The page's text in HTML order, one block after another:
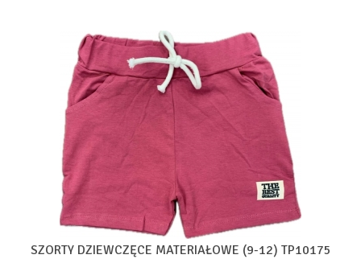
SZORTY DZIEWCZĘCE MATERIAŁOWE (9-12) TP10175